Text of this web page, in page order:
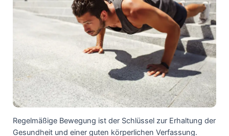
Regelmäßige Bewegung ist der Schlüssel zur Erhaltung der
Gesundheit und einer guten körperlichen Verfassung.